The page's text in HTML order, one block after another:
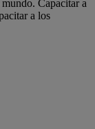
mundo. Capacitar a
a los